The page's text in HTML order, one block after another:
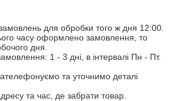
для обробки того ж дня 12:00.
часу оформлено замовлення, то
дня.
1 - 3 дні, в інтервалі Пн - Пт.
та уточнимо деталі
та час, де забрати товар.